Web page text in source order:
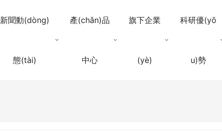
新聞動(dòng)
態(tài)
產(chǎn)品
中心
旗下企業
(yè)
科研優(yō
u)勢